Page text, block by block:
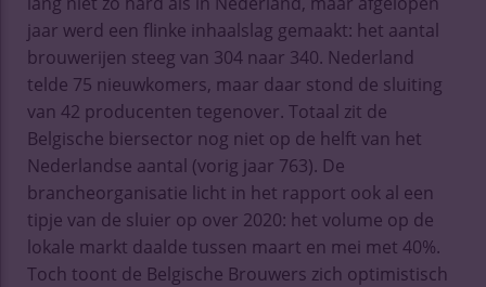
jaar werd een flinke inhaalslag gemaakt: het aantal
brouwerijen steeg van 304 naar 340. Nederland
telde 75 nieuwkomers, maar daar stond de sluiting
van 42 producenten tegenover. Totaal zit de
Belgische biersector nog niet op de helft van het
Nederlandse aantal (vorig jaar 763). De
brancheorganisatie licht in het rapport ook al een
tipje van de sluier op over 2020: het volume op de
lokale markt daalde tussen maart en mei met 40%.
Toch toont de Belgische Brouwers zich optimistisch